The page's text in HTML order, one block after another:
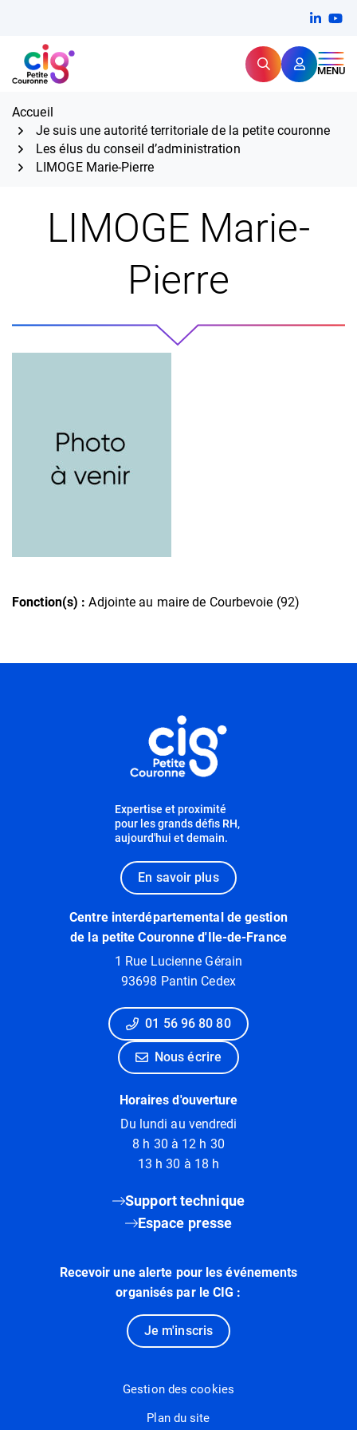
contenu
CIG Petite Couronne RechercherMENU
Expertise et proximité pour
Accueil
Je suis une autorité territoriale de la petite couronne
Les élus du conseil d’administration
LIMOGE Marie-Pierre
LIMOGE Marie-
Pierre
Fonction(s) : Adjointe au maire de Courbevoie (92)
Expertise et proximité
pour les grands défis RH,
aujourd'hui et demain.
En savoir plus
Centre interdépartemental de gestion
de la petite Couronne d'Ile-de-France
1 Rue Lucienne Gérain
93698 Pantin Cedex
01 56 96 80 80
Nous écrire
Horaires d'ouverture
Du lundi au vendredi
8 h 30 à 12 h 30
13 h 30 à 18 h
Support technique
Espace presse
Recevoir une alerte pour les événements
organisés par le CIG :
Je m'inscris
Gestion des cookies
Plan du site